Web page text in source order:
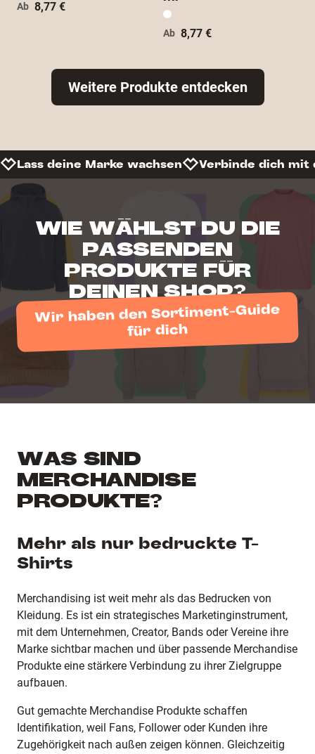
Ab 8,77 €
Ab 8,77 €
Weitere Produkte entdecken
Lass deine Marke wachsen Verbinde dich mit
WIE WÄHLST DU DIE
PASSENDEN
PRODUKTE FÜR
DEINEN SHOP?
Wir haben den Sortiment-Guide
für dich
WAS SIND
MERCHANDISE
PRODUKTE?
Mehr als nur bedruckte T-
Shirts
Merchandising ist weit mehr als das Bedrucken von
Kleidung. Es ist ein strategisches Marketinginstrument,
mit dem Unternehmen, Creator, Bands oder Vereine ihre
Marke sichtbar machen und über passende Merchandise
Produkte eine stärkere Verbindung zu ihrer Zielgruppe
aufbauen.
Gut gemachte Merchandise Produkte schaffen
Identifikation, weil Fans, Follower oder Kunden ihre
Zugehörigkeit nach außen zeigen können. Gleichzeitig